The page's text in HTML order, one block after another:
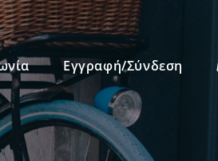
Εγγραφή/Σύνδεση